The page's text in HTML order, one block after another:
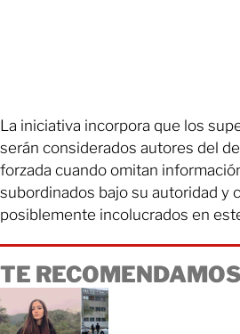
La iniciativa incorpora que los
serán considerados autores del
forzada cuando omitan
subordinados bajo su autoridad y
posiblemente incolucrados en
TE